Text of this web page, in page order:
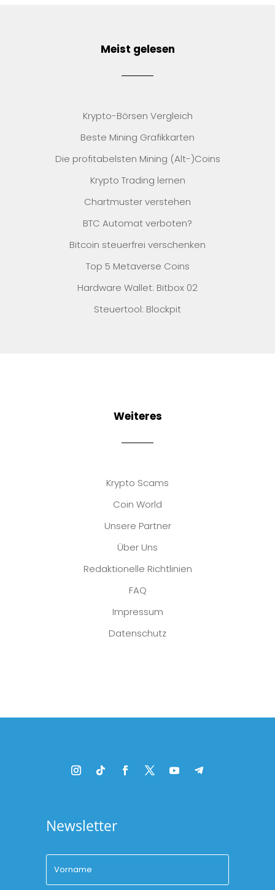
Meist gelesen
Krypto-Börsen Vergleich
Beste Mining Grafikkarten
Die profitabelsten Mining (Alt-)Coins
Krypto Trading lernen
Chartmuster verstehen
BTC Automat verboten?
Bitcoin steuerfrei verschenken
Top 5 Metaverse Coins
Hardware Wallet: Bitbox 02
Steuertool: Blockpit
Weiteres
Krypto Scams
Coin World
Unsere Partner
Über Uns
Redaktionelle Richtlinien
FAQ
Impressum
Datenschutz
Newsletter